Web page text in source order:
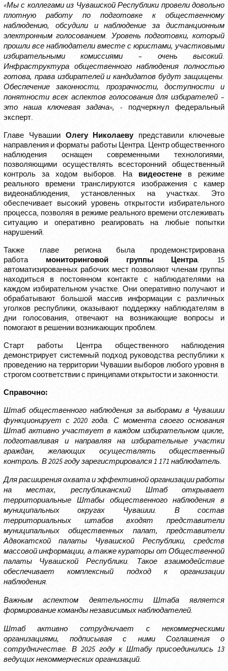
«Мы с коллегами из Чувашской Республики провели довольно
плотную работу по подготовке к общественному
наблюдению, обсудили и наблюдение за дистанционным
электронным голосованием. Уровень подготовки, который
прошли все наблюдатели вместе с юристами, участковыми
избирательными комиссиями – очень высокий.
Инфраструктура общественного наблюдения полностью
готова, права избирателей и кандидатов будут защищены.
Обеспечение законности, прозрачности, доступности и
понятности всех аспектов голосования для избирателей –
это наша ключевая задача»,
- подчеркнул федеральный
эксперт.
Главе ЧувашииОлегу Николаевупредставили ключевые
направления и форматы работы Центра. Центр общественного
наблюдения оснащен современными технологиями,
позволяющими осуществлять всесторонний общественный
контроль за ходом выборов. На видеостенев режиме
реального времени транслируются изображения с камер
видеонаблюдения, установленных на участках. Это
обеспечивает высокий уровень открытости избирательного
процесса, позволяя в режиме реального времени отслеживать
ситуацию и оперативно реагировать на любые попытки
нарушений.
Также главе региона была продемонстрирована
работа мониторинговой группы Центра. 15
автоматизированных рабочих мест позволяют членам группы
находиться в постоянном контакте с наблюдателями на
каждом избирательном участке. Они оперативно получают и
обрабатывают большой массив информации с различных
уголков республики, оказывают поддержку наблюдателям в
дни голосования, отвечают на возникающие вопросы и
помогают в решении возникающих проблем.
Старт работы Центра общественного наблюдения
демонстрирует системный подход руководства республики к
проведению на территории Чувашии выборов любого уровня в
строгом соответствии с принципами открытости и законности.
Справочно:
Штаб общественного наблюдения за выборами в Чувашии
функционирует с 2020 года. С момента своего основания
Штаб активно участвует в каждом избирательном цикле,
подготавливая и направляя на избирательные участки
граждан, желающих осуществлять общественный
контроль. В 2025 году зарегистрировался 1 171 наблюдатель.
Для расширения охвата и эффективной организации работы
на местах, республиканский Штаб открывает
территориальные Штабы общественного наблюдения в
муниципальных округах Чувашии. В состав
территориальных штабов входят представители
муниципальных общественных палат, представители
Адвокатской палаты Чувашской Республики, средств
массовой информации, а также кураторы от Общественной
палаты Чувашской Республики. Такое взаимодействие
обеспечивает комплексный подход к организации
наблюдения.
Важным аспектом деятельности Штаба является
формирование команды независимых наблюдателей.
Штаб активно сотрудничает с некоммерческими
организациями, подписывая с ними Соглашения о
сотрудничестве. В 2025 году к Штабу присоединились 13
ведущих некоммерческих организаций.